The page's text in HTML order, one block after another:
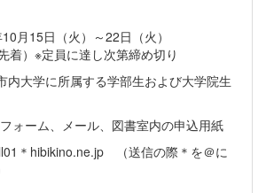
月15日（火）～22日（火）
着）※定員に達し次第締め切り
内大学に所属する学部生および大学院生
ォーム、メール、図書室内の申込用紙
＊hibikino.ne.jp （送信の際＊を＠に